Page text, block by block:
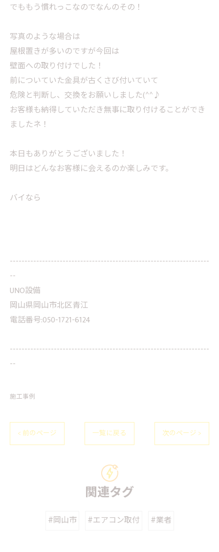
でももう慣れっこなのでなんのその！
写真のような場合は
屋根置きが多いのですが今回は
壁面への取り付けでした！
前についていた金具が古くさび付いていて
危険と判断し、交換をお願いしました(^^♪
お客様も納得していただき無事に取り付けることができ
ましたネ！
本日もありがとうございました！
明日はどんなお客様に会えるのか楽しみです。
バイなら
--------------------------------------------------------------------
--
UNO設備
岡山県岡山市北区青江
電話番号:050-1721-6124
--------------------------------------------------------------------
--
施工事例
< 前のページ 一覧に戻る 次のページ >
関連タグ
#岡山市 #エアコン取付 #業者